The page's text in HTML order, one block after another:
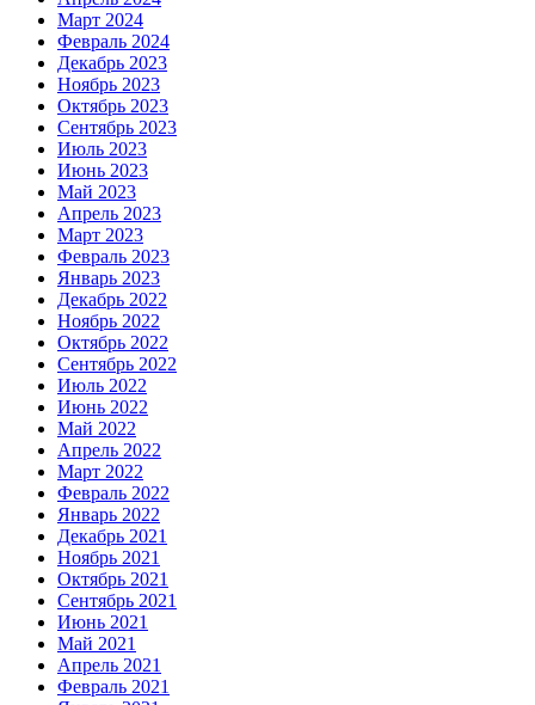
Март 2024
Февраль 2024
Декабрь 2023
Ноябрь 2023
Октябрь 2023
Сентябрь 2023
Июль 2023
Июнь 2023
Май 2023
Апрель 2023
Март 2023
Февраль 2023
Январь 2023
Декабрь 2022
Ноябрь 2022
Октябрь 2022
Сентябрь 2022
Июль 2022
Июнь 2022
Май 2022
Апрель 2022
Март 2022
Февраль 2022
Январь 2022
Декабрь 2021
Ноябрь 2021
Октябрь 2021
Сентябрь 2021
Июнь 2021
Май 2021
Апрель 2021
Февраль 2021